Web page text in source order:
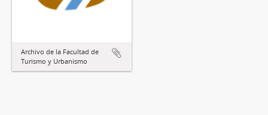
Archivo de la Facultad de
Turismo y Urbanismo